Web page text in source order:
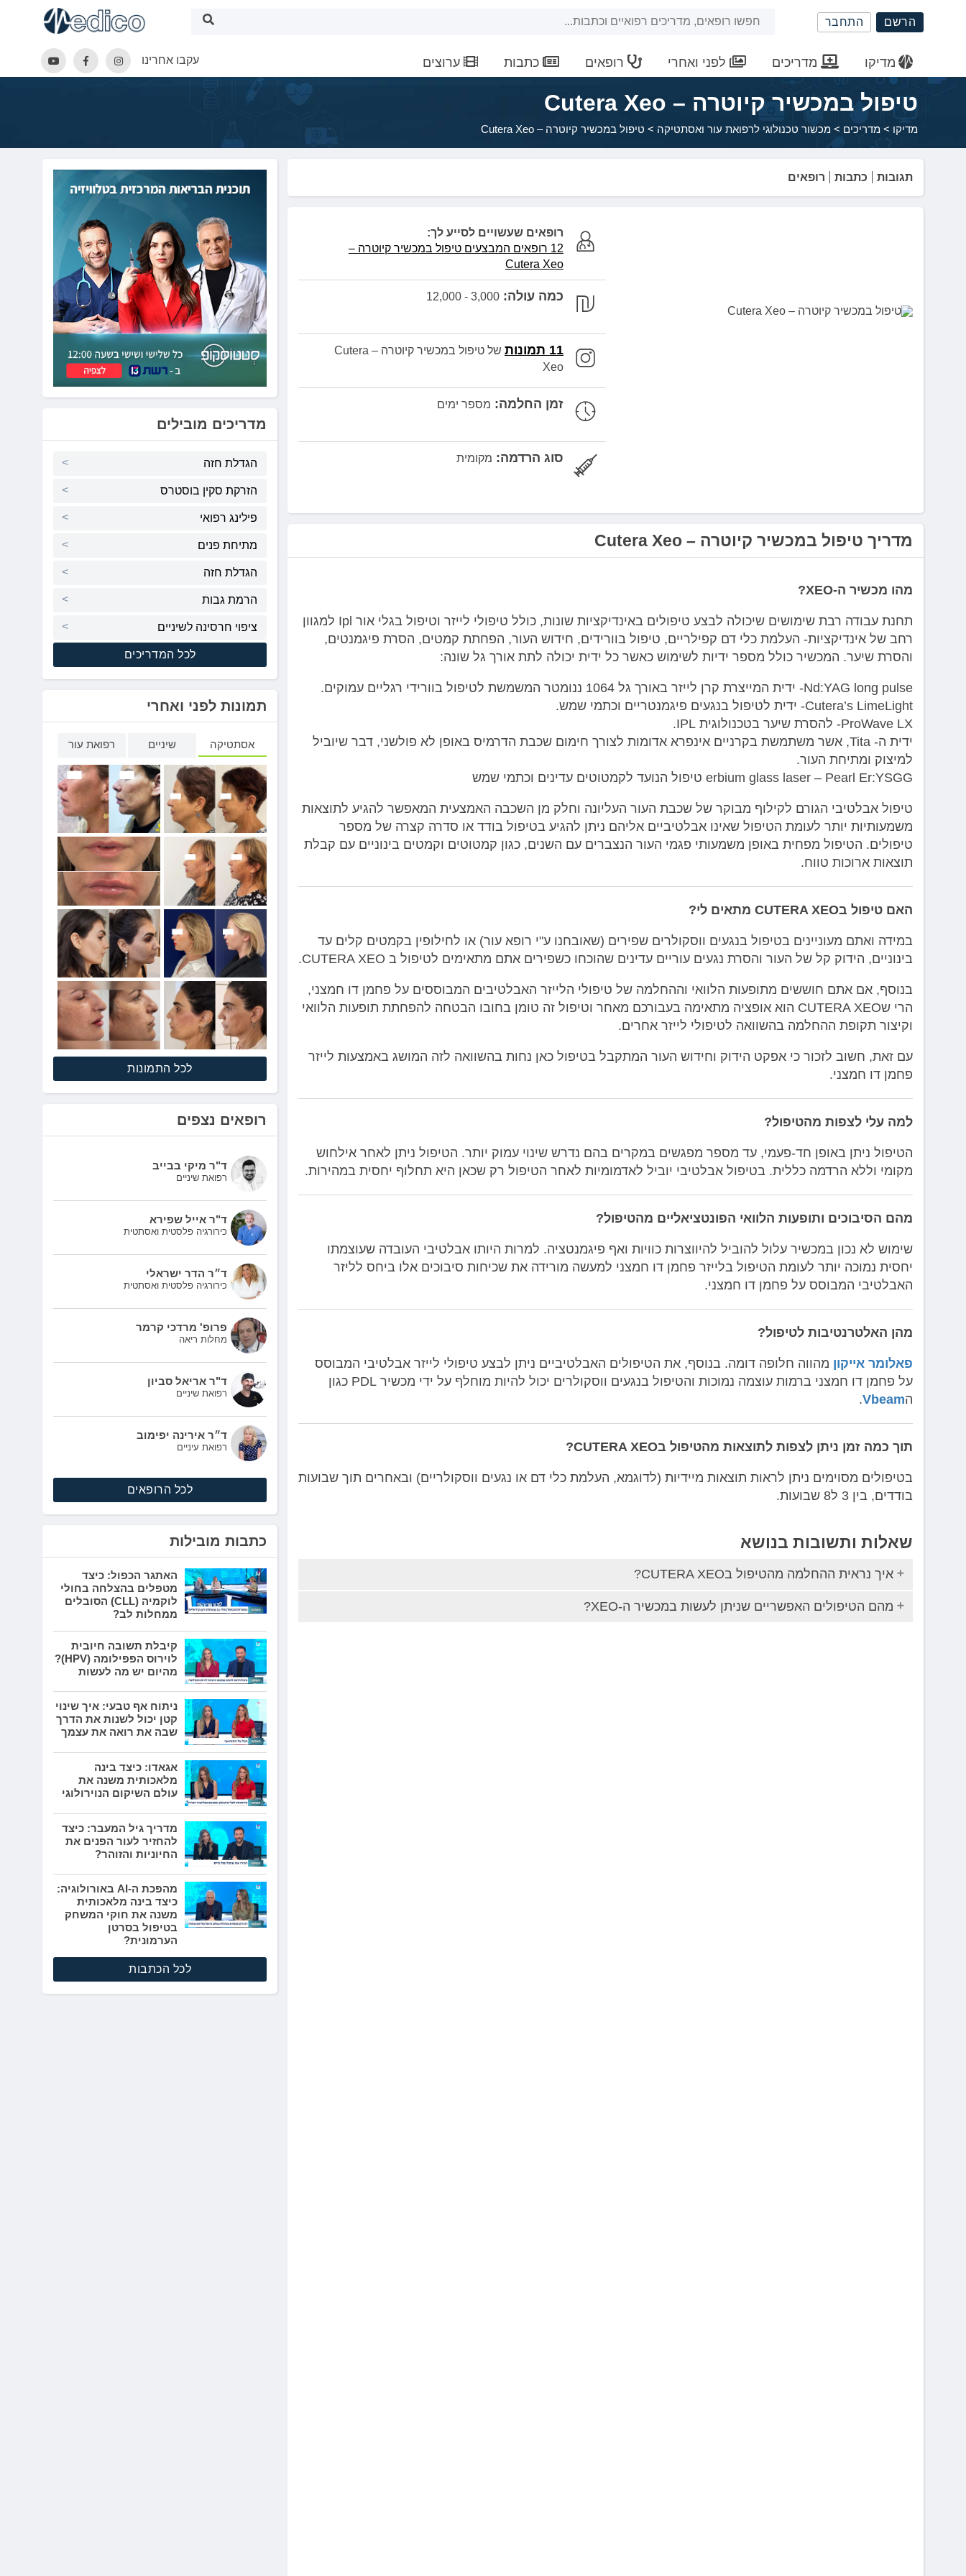
מַעֲרֶכֶת
לִנְגִישׁוּת
הרשם התחבר
חיפוש
מדיקו מדריכים לפני ואחרי רופאים כתבות ערוצים עקבו אחרינו
טיפול במכשיר קיוטרה – Cutera Xeo
מדיקו > מדריכים > מכשור טכנולוגי לרפואת עור ואסתטיקה > טיפול במכשיר קיוטרה – Cutera Xeo
תגובות כתבות רופאים
רופאים שעשויים לסייע לך:
12 רופאים
המבצעים טיפול במכשיר קיוטרה –
Cutera Xeo
כמה עולה:3,000 - 12,000
11 תמונות
של טיפול במכשיר קיוטרה – Cutera
Xeo
זמן החלמה: מספר ימים
סוג הרדמה: מקומית
מדריך טיפול במכשיר קיוטרה – Cutera Xeo
מהו מכשיר ה-XEO?
תחנת עבודה רבת שימושים שיכולה לבצע טיפולים באינדיקציות שונות, כולל טיפולי לייזר וטיפול בגלי אור Ipl למגוון
רחב של אינדיקציות- העלמת כלי דם קפילריים, טיפול בוורידים, חידוש העור, הפחתת קמטים, הסרת פיגמנטים,
והסרת שיער. המכשיר כולל מספר ידיות לשימוש כאשר כל ידית יכולה לתת אורך גל שונה:
Nd:YAG long pulse- ידית המייצרת קרן לייזר באורך גל 1064 ננומטר המשמשת לטיפול בוורידי רגליים עמוקים.
Cutera’s LimeLight- ידית לטיפול בנגעים פיגמנטריים וכתמי שמש.
ProWave LX- להסרת שיער בטכנולוגית IPL.
ידית ה- Tita, אשר משתמשת בקרניים אינפרא אדומות לצורך חימום שכבת הדרמיס באופן לא פולשני, דבר שיוביל
למיצוק ומתיחת העור.
erbium glass laser – Pearl Er:YSGG טיפול הנועד לקמטוטים עדינים וכתמי שמש
טיפול אבלטיבי הגורם לקילוף מבוקר של שכבת העור העליונה וחלק מן השכבה האמצעית המאפשר להגיע לתוצאות
משמעותיות יותר לעומת הטיפול שאינו אבלטיביים אליהם ניתן להגיע בטיפול בודד או סדרה קצרה של מספר
טיפולים. הטיפול מפחית באופן משמעותי פגמי העור הנצברים עם השנים, כגון קמטוטים וקמטים בינוניים עם קבלת
תוצאות ארוכות טווח.
האם טיפול בCUTERA XEO מתאים לי?
במידה ואתם מעוניינים בטיפול בנגעים ווסקולרים שפירים (שאובחנו ע"י רופא עור) או לחילופין בקמטים קלים עד
בינוניים, הידוק קל של העור והסרת נגעים עוריים עדינים שהוכחו כשפירים אתם מתאימים לטיפול ב CUTERA XEO.
בנוסף, אם אתם חוששים מתופעות הלוואי וההחלמה של טיפולי הלייזר האבלטיבים המבוססים על פחמן דו חמצני,
הרי שCUTERA XEO הוא אופציה מתאימה בעבורכם מאחר וטיפול זה טומן בחובו הבטחה להפחתת תופעות הלוואי
וקיצור תקופת ההחלמה בהשוואה לטיפולי לייזר אחרים.
עם זאת, חשוב לזכור כי אפקט הידוק וחידוש העור המתקבל בטיפול כאן נחות בהשוואה לזה המושג באמצעות לייזר
פחמן דו חמצני.
למה עלי לצפות מהטיפול?
הטיפול ניתן באופן חד-פעמי, עד מספר מפגשים במקרים בהם נדרש שינוי עמוק יותר. הטיפול ניתן לאחר אילחוש
מקומי וללא הרדמה כללית. בטיפול אבלטיבי יוביל לאדמומיות לאחר הטיפול רק שכאן היא תחלוף יחסית במהירות.
מהם הסיבוכים ותופעות הלוואי הפונטציאליים מהטיפול?
שימוש לא נכון במכשיר עלול להוביל להיווצרות כוויות ואף פיגמנטציה. למרות היותו אבלטיבי העובדה שעוצמתו
יחסית נמוכה יותר לעומת הטיפול בלייזר פחמן דו חמצני למעשה מורידה את שכיחות סיבוכים אלו ביחס לליזר
האבלטיבי המבוסס על פחמן דו חמצני.
מהן האלטרנטיבות לטיפול?
פאלומר אייקון מהווה חלופה דומה. בנוסף, את הטיפולים האבלטיביים ניתן לבצע טיפולי לייזר אבלטיבי המבוסס
על פחמן דו חמצני ברמות עוצמה נמוכות והטיפול בנגעים ווסקולרים יכול להיות מוחלף על ידי מכשיר PDL כגון
הVbeam
.
תוך כמה זמן ניתן לצפות לתוצאות מהטיפול בCUTERA XEO?
בטיפולים מסוימים ניתן לראות תוצאות מיידיות (לדוגמא, העלמת כלי דם או נגעים ווסקולריים) ובאחרים תוך שבועות
בודדים, בין 3 ל8 שבועות.
שאלות ותשובות בנושא
איך נראית ההחלמה מהטיפול בCUTERA XEO?
מהם הטיפולים האפשריים שניתן לעשות במכשיר ה-XEO?
מדריכים מובילים
הגדלת חזה
הזרקת סקין בוסטרס
פילינג רפואי
מתיחת פנים
הגדלת חזה
הרמת גבות
ציפוי חרסינה לשיניים
לכל המדריכים
תמונות לפני ואחרי
אסתטיקה שיניים רפואת עור
לכל התמונות
רופאים נצפים
ד"ר מיקי בבייב
רפואת שיניים
ד"ר אייל שפירא
כירורגיה פלסטית ואסתטית
ד״ר הדר ישראלי
כירורגיה פלסטית ואסתטית
פרופ' מרדכי קרמר
מחלות ריאה
ד"ר אריאל סביון
רפואת שיניים
ד״ר אירינה יפימוב
רפואת עיניים
לכל הרופאים
כתבות מובילות
האתגר הכפול: כיצד
מטפלים בהצלחה בחולי
לוקמיה (CLL) הסובלים
ממחלות לב?
קיבלת תשובה חיובית
לוירוס הפפילומה (HPV)?
מהיום יש מה לעשות
ניתוח אף טבעי: איך שינוי
קטן יכול לשנות את הדרך
שבה את רואה את עצמך
אגאדו: כיצד בינה
מלאכותית משנה את
עולם השיקום הנוירולוגי
מדריך גיל המעבר: כיצד
להחזיר לעור הפנים את
החיוניות והזוהר?
מהפכת ה-AI באורולוגיה:
כיצד בינה מלאכותית
משנה את חוקי המשחק
בטיפול בסרטן
הערמונית?
לכל הכתבות